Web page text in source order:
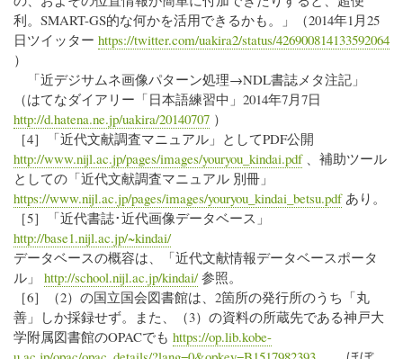
利。SMART-GS的な何かを活用できるかも。」（2014年1月25
日ツイッター https://twitter.com/uakira2/status/426900814133592064
）
「近デジサムネ画像パターン処理→NDL書誌メタ注記」
（はてなダイアリー「日本語練習中」2014年7月7日
http://d.hatena.ne.jp/uakira/20140707 ）
［4］「近代文献調査マニュアル」としてPDF公開
http://www.nijl.ac.jp/pages/images/youryou_kindai.pdf、補助ツール
としての「近代文献調査マニュアル 別冊」
https://www.nijl.ac.jp/pages/images/youryou_kindai_betsu.pdfあり。
［5］「近代書誌･近代画像データベース」
http://base1.nijl.ac.jp/~kindai/
データベースの概容は、「近代文献情報データベースポータ
ル」 http://school.nijl.ac.jp/kindai/参照。
［6］（2）の国立国会図書館は、2箇所の発行所のうち「丸
善」しか採録せず。また、（3）の資料の所蔵先である神戸大
学附属図書館のOPACでも https://op.lib.kobe-